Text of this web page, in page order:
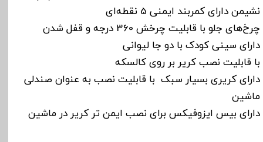
نشیمن دارای کمربند ایمنی 5 نقطه‌ای
چرخ‌های جلو با قابلیت چرخش 360 درجه و قفل شدن
دارای سینی کودک با دو جا لیوانی
با قابلیت نصب کریر بر روی کالسکه
دارای کریری بسیار سبک با قابلیت نصب به عنوان صندلی
ماشین
دارای بیس ایزوفیکس برای نصب ایمن تر کریر در ماشین